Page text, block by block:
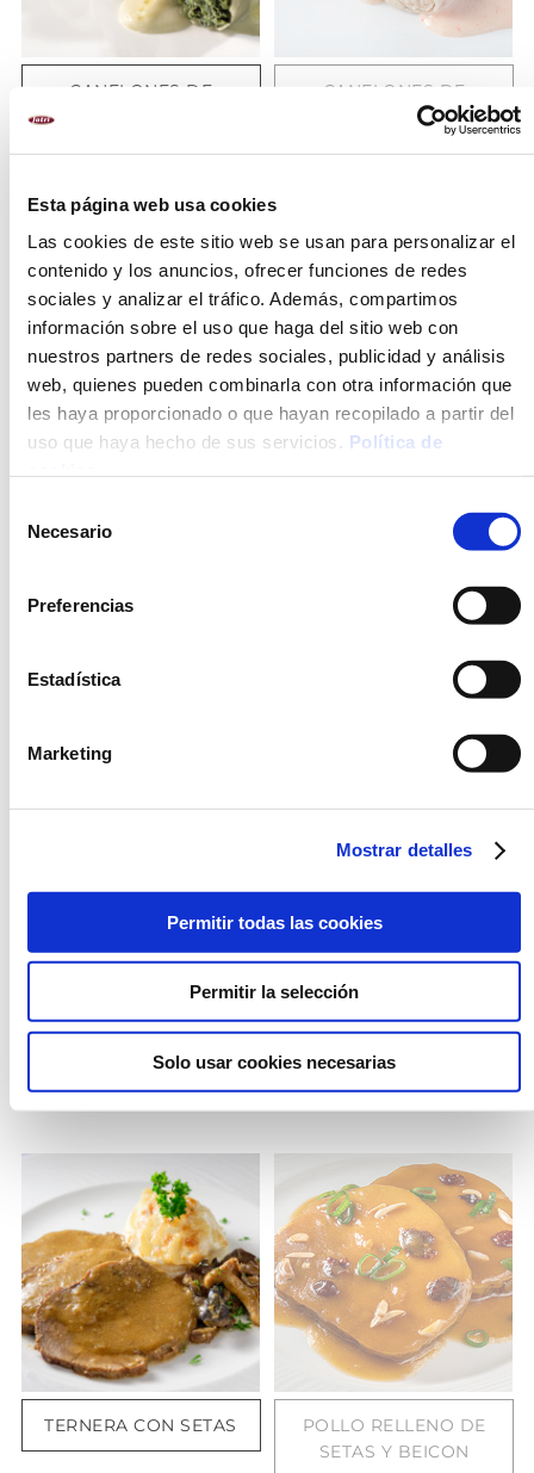
Esta página web usa cookies
Las cookies de este sitio web se usan para personalizar el
contenido y los anuncios, ofrecer funciones de redes
sociales y analizar el tráfico. Además, compartimos
información sobre el uso que haga del sitio web con
nuestros partners de redes sociales, publicidad y análisis
web, quienes pueden combinarla con otra información que
les haya proporcionado o que hayan recopilado a partir del
uso que haya hecho de sus servicios. Política de
Necesario
Preferencias
Estadística
Marketing
Mostrar detalles
Permitir todas las cookies
Permitir la selección
Solo usar cookies necesarias
CANELONES DE
CANELONES DE
PESCADO Y MARISCO
CON BECHAMEL DE
CANELONES DE CONFIT
MANZANA
OPCIÓN
CONGELADO
CANELONES DE SETAS Y
BECHAMEL DE SETAS
CONGELADO
CANELONES DE POLLO
DE CEBOLLA ASADA
TERNERA CON SETAS
POLLO RELLENO DE
SETAS Y BEICON